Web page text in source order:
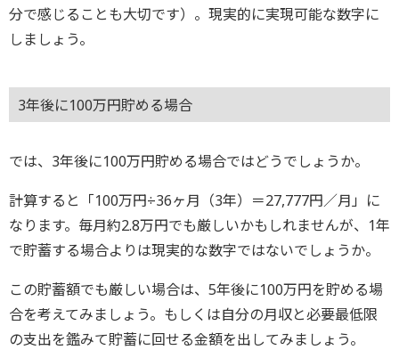
分で感じることも大切です）。現実的に実現可能な数字に
しましょう。
3年後に100万円貯める場合
では、3年後に100万円貯める場合ではどうでしょうか。
計算すると「100万円÷36ヶ月（3年）＝27,777円／月」に
なります。毎月約2.8万円でも厳しいかもしれませんが、1年
で貯蓄する場合よりは現実的な数字ではないでしょうか。
この貯蓄額でも厳しい場合は、5年後に100万円を貯める場
合を考えてみましょう。もしくは自分の月収と必要最低限
の支出を鑑みて貯蓄に回せる金額を出してみましょう。